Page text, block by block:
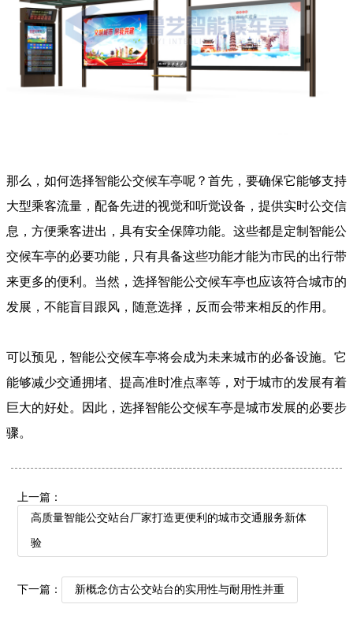
那么，如何选择智能公交候车亭呢？首先，要确保它能够支持
大型乘客流量，配备先进的视觉和听觉设备，提供实时公交信
息，方便乘客进出，具有安全保障功能。这些都是定制智能公
交候车亭的必要功能，只有具备这些功能才能为市民的出行带
来更多的便利。当然，选择智能公交候车亭也应该符合城市的
发展，不能盲目跟风，随意选择，反而会带来相反的作用。
可以预见，智能公交候车亭将会成为未来城市的必备设施。它
能够减少交通拥堵、提高准时准点率等，对于城市的发展有着
巨大的好处。因此，选择智能公交候车亭是城市发展的必要步
骤。
上一篇：
高质量智能公交站台厂家打造更便利的城市交通服务新体
验
下一篇： 新概念仿古公交站台的实用性与耐用性并重